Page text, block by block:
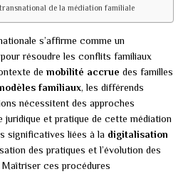
transnational de la médiation familiale
s’affirme comme un
pour résoudre les conflits familiaux
de mobilité accrue des familles
familiaux, les différends
nécessitent des approches
juridique et pratique de cette médiation
significatives liées à la digitalisation
des pratiques et l’évolution des
ces procédures